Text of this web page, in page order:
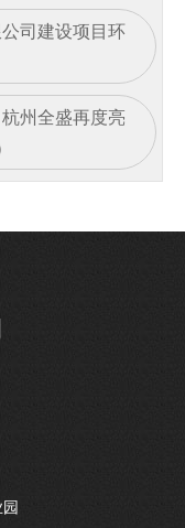
司建设项目环
州全盛再度亮